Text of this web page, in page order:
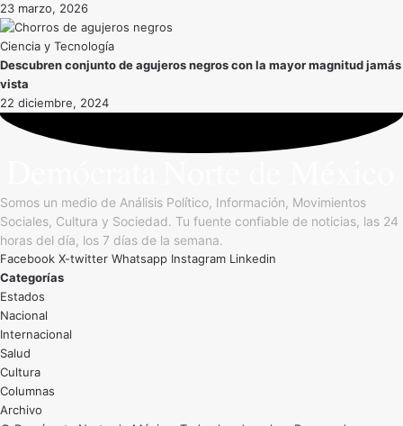
23 marzo, 2026
Ciencia y Tecnología
Descubren conjunto de agujeros negros con la mayor magnitud jamás
vista
22 diciembre, 2024
Somos un medio de Análisis Político, Información, Movimientos
Sociales, Cultura y Sociedad. Tu fuente confiable de noticias, las 24
horas del día, los 7 días de la semana.
Facebook X-twitter Whatsapp Instagram Linkedin
Categorías
Estados
Nacional
Internacional
Salud
Cultura
Archivo